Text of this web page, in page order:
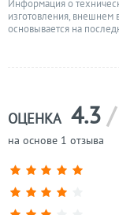
Информация о
изготовления, внешнем
основывается на
ОЦЕНКА 4.3
на основе 1 отзыва